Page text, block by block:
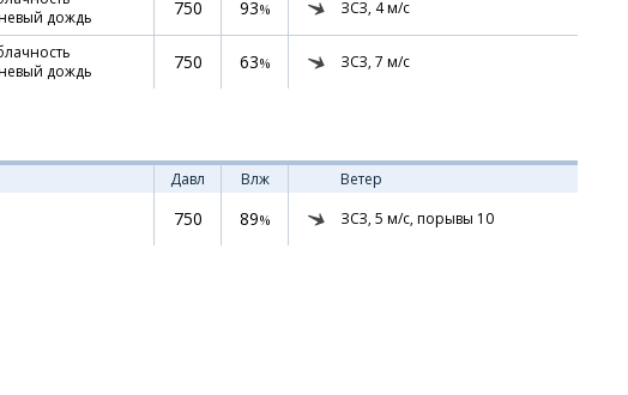
дождь
750 93% ЗСЗ, 4м/с
дождь
750 63% ЗСЗ, 7 м/с
Давл Влж
Ветер
750 89% ЗСЗ, 5 м/с, порывы 10